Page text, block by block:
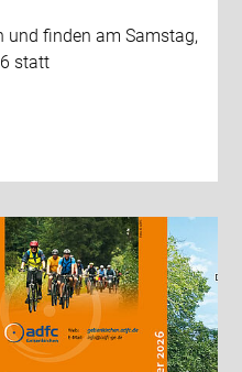
und finden am Samstag,
statt